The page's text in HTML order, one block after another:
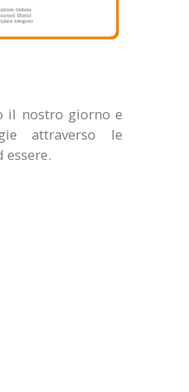
il nostro giorno e
attraverso le